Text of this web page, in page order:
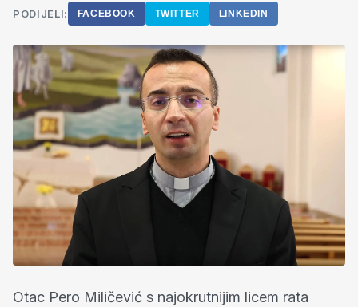
PODIJELI: FACEBOOK TWITTER LINKEDIN
Otac Pero Miličević s najokrutnijim licem rata